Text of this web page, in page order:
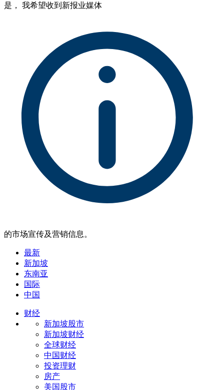
是， 我希望收到新报业媒体
的市场宣传及营销信息。
最新
新加坡
东南亚
国际
中国
财经
新加坡股市
新加坡财经
全球财经
中国财经
投资理财
房产
美国股市